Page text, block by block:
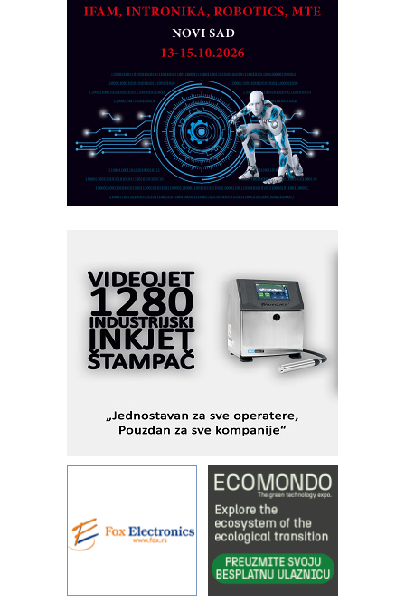
partner
CTO - Prilagodite svoju toplinsku
Razvoj asortimanskog pravca MINI-
PLC AKYTEC
AUKOM: Svetski standard metrologije
dostupan u Srbiji
MOTOMAN – NEXT-Robotika vođena
veštačkom inteligencijom
I.SAFE MOBILE revolucioniše
Fleksibilno stezanje i brzo
podešavanje u proizvodnji prototipova
KIP KOP – napredna rešenja za
savremene industrijske i logističke
objekte
Alba d.o.o. – 35 godina preciznosti u
IBeRTIM - oprema za ispitivanje
STAUFF – Komponente koje
povećavaju pouzdanost hidrauličkih
YAMADA pumpe – japanska
pouzdanost u transferu fluida
Filtration Group Industrial – Napredna
rešenja za filtraciju u hidrauličkim i